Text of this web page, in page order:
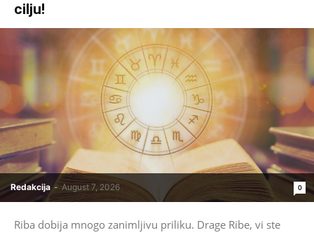
cilju!
Redakcija - August 7, 2026 0
Riba dobija mnogo zanimljivu priliku. Drage Ribe, vi ste